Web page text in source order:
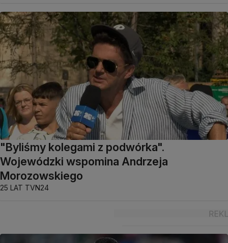
"Byliśmy kolegami z podwórka".
Wojewódzki wspomina Andrzeja
Morozowskiego
25 LAT TVN24